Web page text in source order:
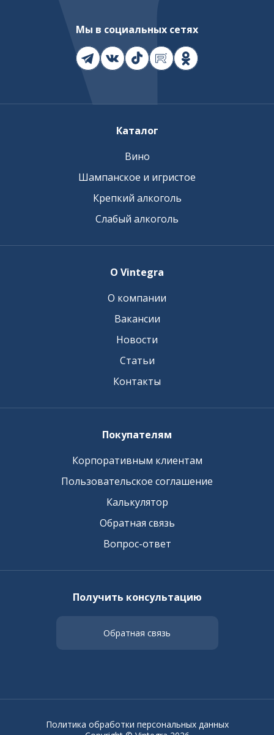
Мы в социальных сетях
Каталог
Вино
Шампанское и игристое
Крепкий алкоголь
Слабый алкоголь
О Vintegra
О компании
Вакансии
Новости
Статьи
Контакты
Покупателям
Корпоративным клиентам
Пользовательское соглашение
Калькулятор
Обратная связь
Вопрос-ответ
Получить консультацию
Обратная связь
Политика обработки персональных данных